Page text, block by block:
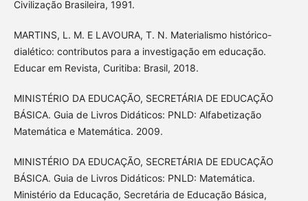
Civilização Brasileira, 1991.
MARTINS, L. M. E LAVOURA, T. N. Materialismo histórico-
dialético: contributos para a investigação em educação.
Educar em Revista, Curitiba: Brasil, 2018.
MINISTÉRIO DA EDUCAÇÃO, SECRETÁRIA DE EDUCAÇÃO
BÁSICA. Guia de Livros Didáticos: PNLD: Alfabetização
Matemática e Matemática. 2009.
MINISTÉRIO DA EDUCAÇÃO, SECRETÁRIA DE EDUCAÇÃO
BÁSICA. Guia de Livros Didáticos: PNLD: Matemática.
Ministério da Educação, Secretária de Educação Básica,